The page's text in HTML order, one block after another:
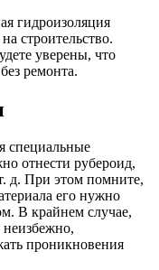
гидроизоляция
строительство.
уверены, что
ремонта.
специальные
отнести рубероид,
д. При этом помните,
его нужно
В крайнем случае,
неизбежно,
проникновения